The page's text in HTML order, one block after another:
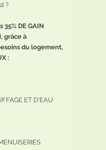
?
DE GAIN
grâce à
du logement,
:
ET D'EAU